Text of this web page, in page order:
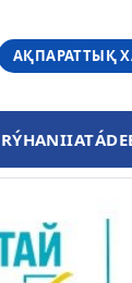
АҚПАРАТТЫҚ
RÝHANIIAT